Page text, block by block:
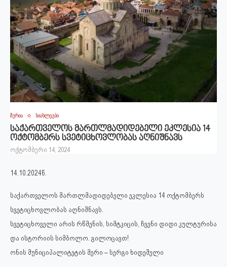
მერია სიახლეები
საქართველოს მართლმადიდებელი ეკლესია 14
ოქტომბერს სვეტიცხოვლობას აღნიშნავს
ოქტომბერი 14, 2024
14.10.2024წ.
საქართველოს მართლმადიდებელი ეკლესია 14 ოქტომბერს
სვეტიცხოვლობას აღნიშნავს.
სვეტიცხოველი არის რწმენის, სიმტკიცის, ჩვენი დიდი კულტურისა
და ისტორიის სიმბოლო. გილოცავთ!
ონის მუნიციპალიტეტის მერი – სერგი ხიდეშელი